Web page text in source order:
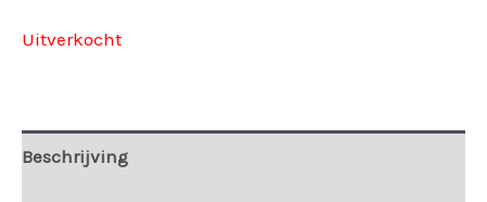
Uitverkocht
Beschrijving